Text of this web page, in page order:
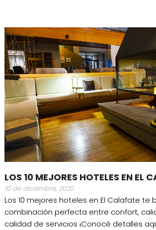
LOS 10 MEJORES HOTELES EN EL
10 de diciembre, 2020
Los 10 mejores hoteles en El Calafate te
combinación perfecta entre confort,
calidad de servicios ¡Conocé detalles